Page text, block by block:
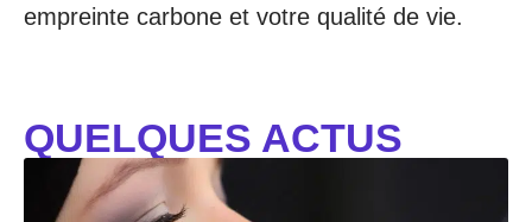
empreinte carbone et votre qualité de vie.
QUELQUES ACTUS